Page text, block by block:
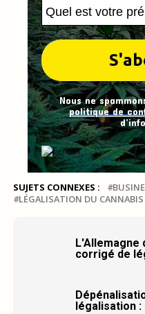
Nous ne
politique de
SUJETS CONNEXES :
LÉGALISATION DU CANNABIS
L'Allemagne
corrigé de
légalisation